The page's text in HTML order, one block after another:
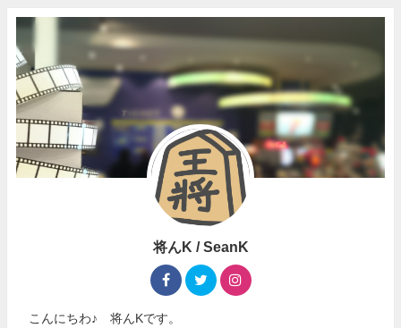
将んK / SeanK
こんにちわ♪ 将んKです。